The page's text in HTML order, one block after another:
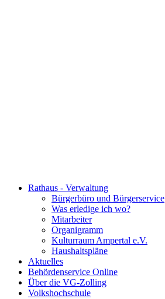
Rathaus - Verwaltung
Bürgerbüro und Bürgerservice
Was erledige ich wo?
Mitarbeiter
Organigramm
Kulturraum Ampertal e.V.
Haushaltspläne
Aktuelles
Behördenservice Online
Über die VG-Zolling
Volkshochschule